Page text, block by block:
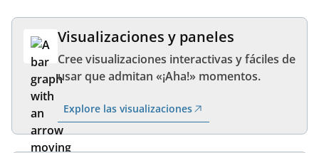
Visualizaciones y paneles
Cree visualizaciones interactivas y fáciles de
usar que admitan «¡Aha!» momentos.
Explore las visualizaciones